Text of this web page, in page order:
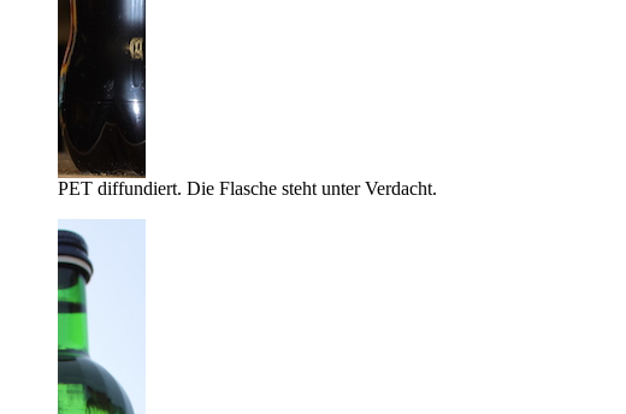
PET diffundiert. Die Flasche steht unter Verdacht.